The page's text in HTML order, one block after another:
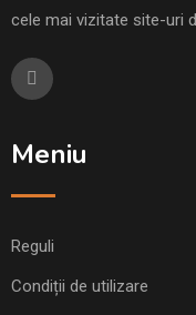
cele mai vizitate site-uri
Meniu
Reguli
Condiții de utilizare